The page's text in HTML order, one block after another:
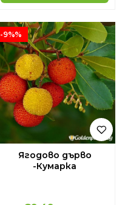
-9%%
Ягодово дърво
-Кумарка